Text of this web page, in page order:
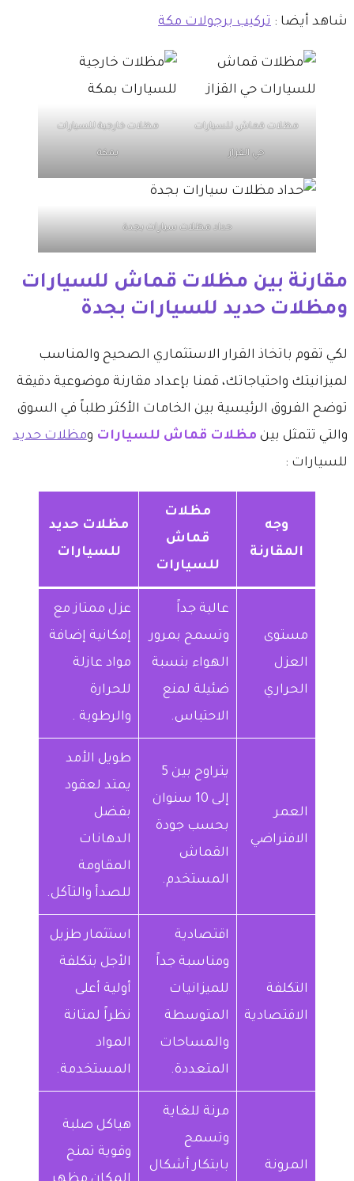
شاهد أيضا : تركيب برجولات مكة
مظلات قماش للسيارات
حي القزاز
مظلات خارجية للسيارات
بمكة
حداد مظلات سيارات بجدة
​مقارنة بين مظلات قماش للسيارات
ومظلات حديد للسيارات بجدة
​لكي تقوم باتخاذ القرار الاستثماري الصحيح والمناسب
لميزانيتك واحتياجاتك، قمنا بإعداد مقارنة موضوعية دقيقة
توضح الفروق الرئيسية بين الخامات الأكثر طلباً في السوق
والتي تتمثل بين مظلات قماش للسيارات ومظلات حديد
للسيارات :
وجه
المقارنة
مظلات
قماش
للسيارات
مظلات حديد
للسيارات
مستوى
العزل
الحراري
عالية جداً
وتسمح بمرور
الهواء بنسبة
ضئيلة لمنع
الاحتباس.
عزل ممتاز مع
إمكانية إضافة
مواد عازلة
للحرارة
والرطوبة .
العمر
الافتراضي
يتراوح بين 5
إلى 10 سنوان
بحسب جودة
القماش
المستخدم.
طويل الأمد
يمتد لعقود
بفضل
الدهانات
المقاومة
للصدأ والتآكل.
التكلفة
الاقتصادية
اقتصادية
ومناسبة جداً
للميزانيات
المتوسطة
والمساحات
المتعددة.
استثمار طزيل
الأجل بتكلفة
أولية أعلى
نظراً لمتانة
المواد
المستخدمة.
المرونة
مرنة للغاية
وتسمح
بابتكار أشكال
هياكل صلبة
وقوية تمنح